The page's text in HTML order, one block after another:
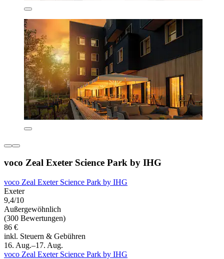
voco Zeal Exeter Science Park by IHG
voco Zeal Exeter Science Park by IHG
Exeter
9,4/10
Außergewöhnlich
(300 Bewertungen)
86 €
inkl. Steuern & Gebühren
16. Aug.–17. Aug.
voco Zeal Exeter Science Park by IHG